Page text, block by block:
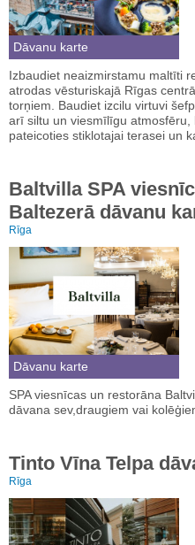
Dāvanu karte
Izbaudiet neaizmirstamu maltīti
atrodas vēsturiskajā Rīgas
torņiem. Baudiet izcilu virtuvi
arī siltu un viesmīlīgu atmosfēru,
pateicoties stiklotajai terasei un
Baltvilla SPA
Baltezerā dāvanu
Rīga
Dāvanu karte
SPA viesnīcas un restorāna
dāvana sev,draugiem vai
Tinto Vīna Telpa
Rīga